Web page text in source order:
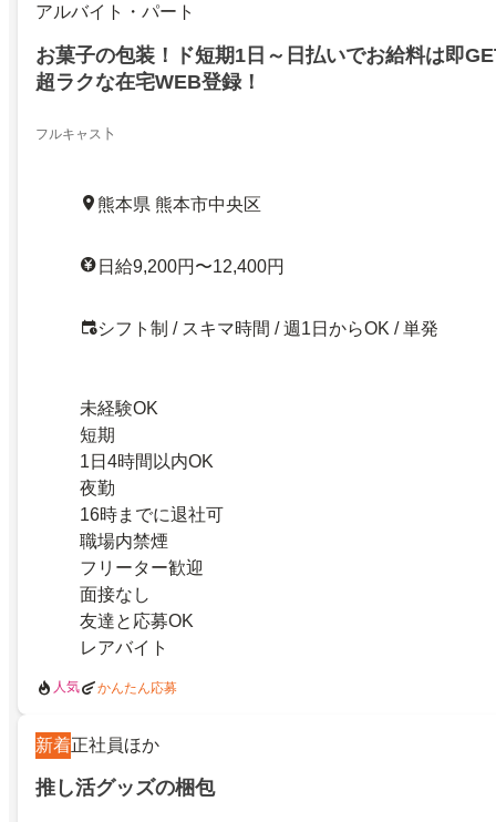
アルバイト・パート
お菓子の包装！ド短期1日～日払いでお給料は即
超ラクな在宅WEB登録！
フルキャス卜
熊本県 熊本市中央区
日給9,200円〜12,400円
シフト制 / スキマ時間 / 週1日からOK / 単発
未経験OK
短期
1日4時間以内OK
夜勤
16時までに退社可
職場内禁煙
フリーター歓迎
面接なし
友達と応募OK
レアバイト
人気 かんたん応募
新着正社員ほか
推し活グッズの梱包